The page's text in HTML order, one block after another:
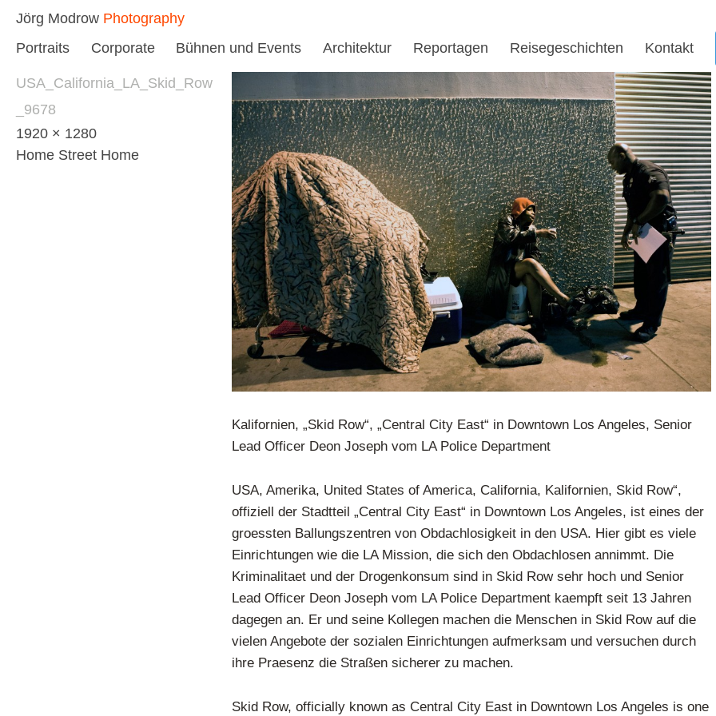
Jörg Modrow Photography
Portraits Corporate Bühnen und Events Architektur Reportagen Reisegeschichten Kontakt
USA_California_LA_Skid_Row
_9678
1920 × 1280
Home Street Home
Kalifornien, „Skid Row“, „Central City East“ in Downtown Los Angeles, Senior
Lead Officer Deon Joseph vom LA Police Department
USA, Amerika, United States of America, California, Kalifornien, Skid Row“,
offiziell der Stadtteil „Central City East“ in Downtown Los Angeles, ist eines der
groessten Ballungszentren von Obdachlosigkeit in den USA. Hier gibt es viele
Einrichtungen wie die LA Mission, die sich den Obdachlosen annimmt. Die
Kriminalitaet und der Drogenkonsum sind in Skid Row sehr hoch und Senior
Lead Officer Deon Joseph vom LA Police Department kaempft seit 13 Jahren
dagegen an. Er und seine Kollegen machen die Menschen in Skid Row auf die
vielen Angebote der sozialen Einrichtungen aufmerksam und versuchen durch
ihre Praesenz die Straßen sicherer zu machen.
Skid Row, officially known as Central City East in Downtown Los Angeles is one